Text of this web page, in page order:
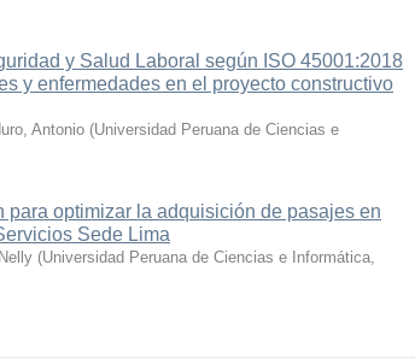
y Salud Laboral según ISO 45001:2018
y enfermedades en el proyecto constructivo
Antonio (Universidad Peruana de Ciencias e
para optimizar la adquisición de pasajes en
Sede Lima
(Universidad Peruana de Ciencias e Informática,